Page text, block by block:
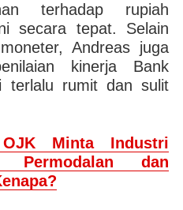
terhadap rupiah
secara tepat. Selain
Andreas juga
kinerja Bank
terlalu rumit dan sulit
Minta Industri
Permodalan dan